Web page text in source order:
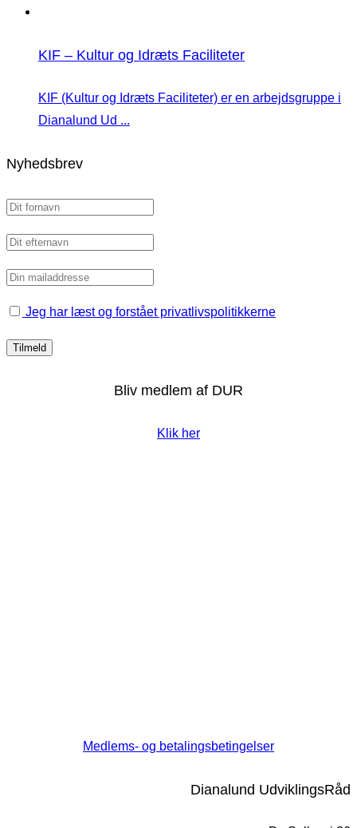
KIF – Kultur og Idræts Faciliteter
KIF (Kultur og Idræts Faciliteter) er en arbejdsgruppe i
Dianalund Ud ...
Nyhedsbrev
Jeg har læst og forstået privatlivspolitikkerne
Bliv medlem af DUR
Klik her
Medlems- og betalingsbetingelser
Dianalund UdviklingsRåd